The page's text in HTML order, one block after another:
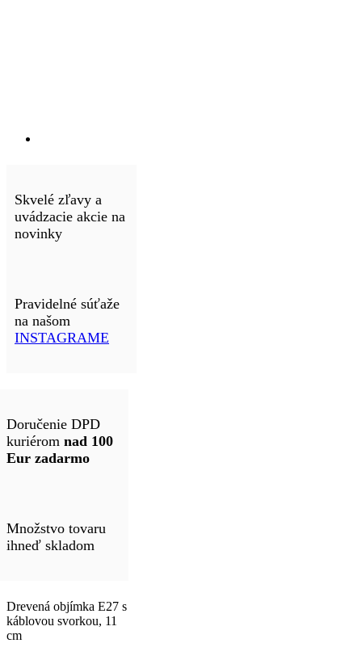
Skvelé zľavy a
uvádzacie akcie na
novinky
Pravidelné súťaže
na našom
INSTAGRAME
Doručenie DPD
kuriérom nad 100
Eur zadarmo
Množstvo tovaru
ihneď skladom
Drevená objímka E27 s
káblovou svorkou, 11
cm